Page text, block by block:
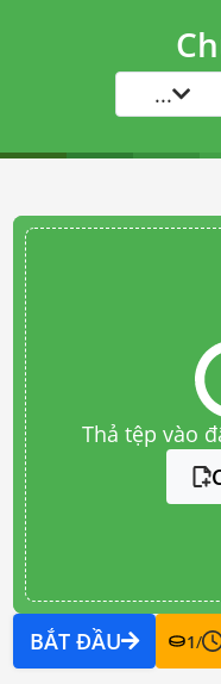
...
Thả tệp vào
BẮT ĐẦU 1/